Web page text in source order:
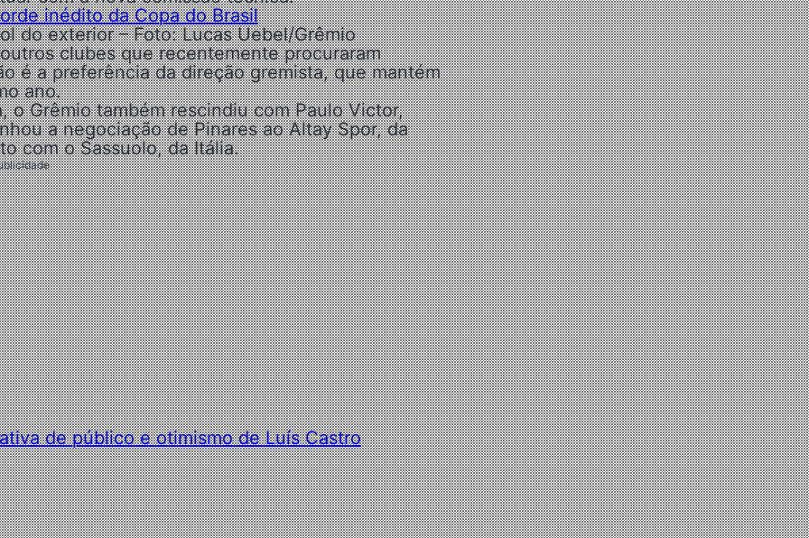
inédito da Copa do Brasil
do exterior – Foto: Lucas Uebel/Grêmio
clubes que recentemente procuraram
é a preferência da direção gremista, que mantém
ano.
Grêmio também rescindiu com Paulo Victor,
a negociação de Pinares ao Altay Spor, da
com o Sassuolo, da Itália.
de público e otimismo de Luís Castro